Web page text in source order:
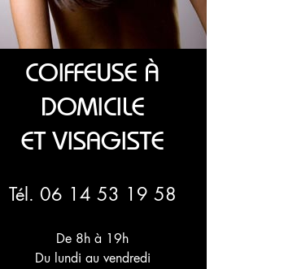
COIFFEUSE À
DOMICILE
ET VISAGISTE
Tél. 06 14 53 19 58
De 8h à 19h
Du lundi au vendredi